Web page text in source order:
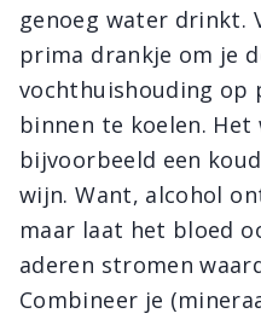
genoeg water drinkt.
prima drankje om je
vochthuishouding op
binnen te koelen.
bijvoorbeeld een
wijn. Want, alcohol
maar laat het bloed
aderen stromen
Combineer je